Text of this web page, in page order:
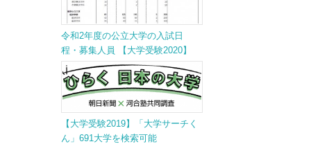
令和2年度の公立大学の入試日
程・募集人員 【大学受験2020】
【大学受験2019】「大学サーチく
ん」691大学を検索可能